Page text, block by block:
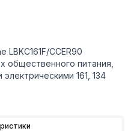
CCER90
общественного питания,
161, 134